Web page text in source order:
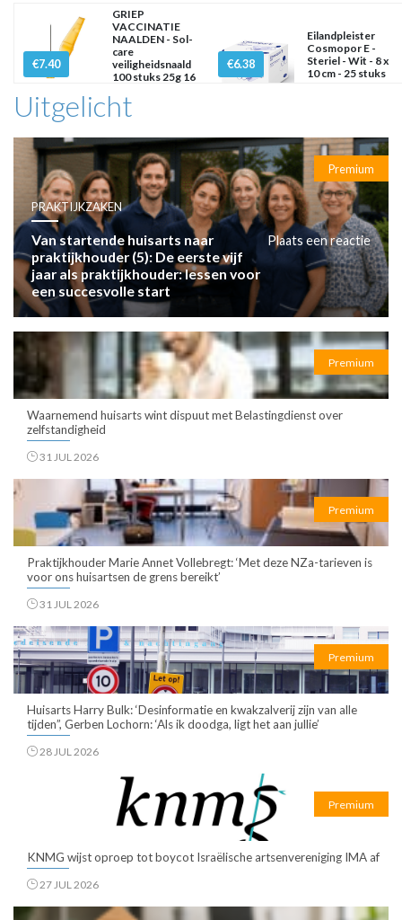
€7.40
GRIEP
VACCINATIE
NAALDEN - Sol-
care
veiligheidsnaald
100 stuks 25g 16
€6.38
Eilandpleister
Cosmopor E -
Steriel - Wit - 8 x
10 cm - 25 stuks
Uitgelicht
Premium
PRAKTIJKZAKEN
Van startende huisarts naar
praktijkhouder (5): De eerste vijf
jaar als praktijkhouder: lessen voor
een succesvolle start
Plaats een reactie
Premium
Waarnemend huisarts wint dispuut met Belastingdienst over
zelfstandigheid
31 JUL 2026
Premium
Praktijkhouder Marie Annet Vollebregt: ‘Met deze NZa-tarieven is
voor ons huisartsen de grens bereikt’
31 JUL 2026
Premium
Huisarts Harry Bulk: ‘Desinformatie en kwakzalverij zijn van alle
tijden”, Gerben Lochorn: ‘Als ik doodga, ligt het aan jullie’
28 JUL 2026
Premium
KNMG wijst oproep tot boycot Israëlische artsenvereniging IMA af
27 JUL 2026